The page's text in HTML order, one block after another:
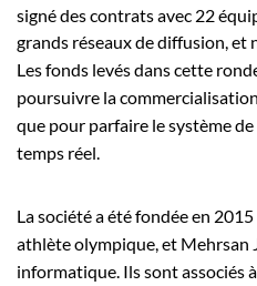
signé des contrats avec 22
grands réseaux de diffusion, et
Les fonds levés dans cette
poursuivre la
que pour parfaire le système
temps réel.
La société a été fondée en
athlète olympique, et Mehrsan
informatique. Ils sont associés